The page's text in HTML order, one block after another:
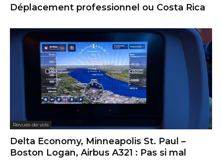
Déplacement professionnel ou Costa Rica
Revues de vols
Delta Economy, Minneapolis St. Paul –
Boston Logan, Airbus A321 : Pas si mal